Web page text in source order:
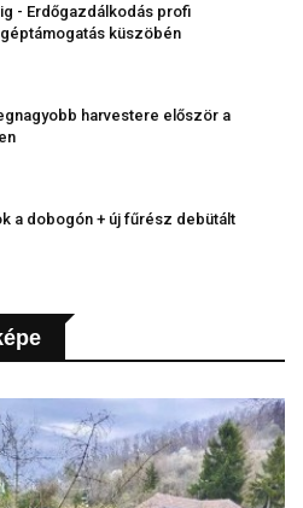
- Erdőgazdálkodás profi
küszöbén
harvestere először a
a dobogón + új fűrész debütált